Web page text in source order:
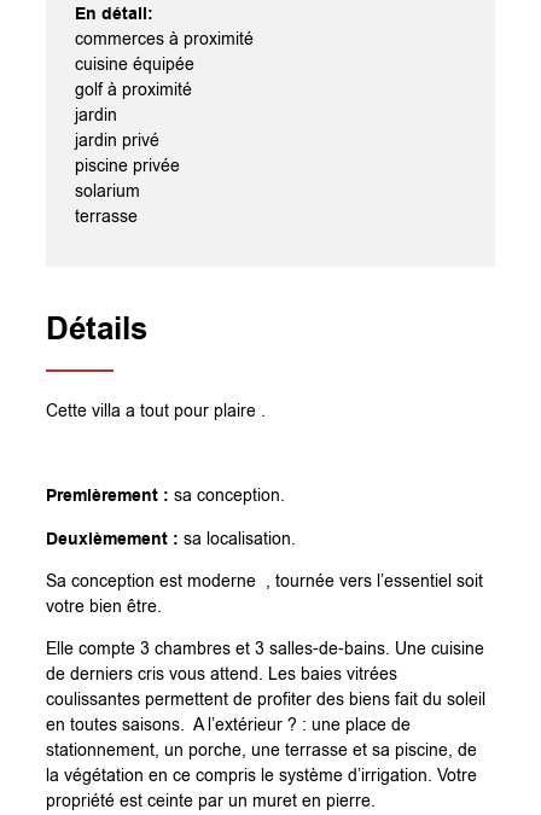
En détail:
commerces à proximité
cuisine équipée
golf à proximité
jardin
jardin privé
piscine privée
solarium
terrasse
Détails
Cette villa a tout pour plaire .
Premièrement : sa conception.
Deuxièmement : sa localisation.
Sa conception est moderne , tournée vers l’essentiel soit
votre bien être.
Elle compte 3 chambres et 3 salles-de-bains. Une cuisine
de derniers cris vous attend. Les baies vitrées
coulissantes permettent de profiter des biens fait du soleil
en toutes saisons. A l’extérieur ? : une place de
stationnement, un porche, une terrasse et sa piscine, de
la végétation en ce compris le système d’irrigation. Votre
propriété est ceinte par un muret en pierre.